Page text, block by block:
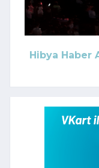
Hibya Haber